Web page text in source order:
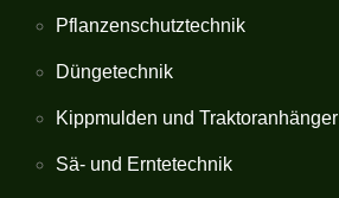
Pflanzenschutztechnik
Düngetechnik
Kippmulden und Traktoranhänger
Sä- und Erntetechnik